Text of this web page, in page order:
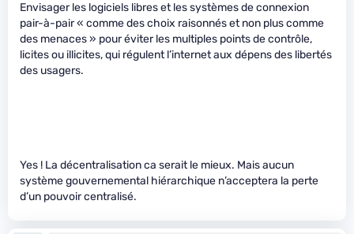
Envisager les logiciels libres et les systèmes de connexion
pair-à-pair « comme des choix raisonnés et non plus comme
des menaces » pour éviter les multiples points de contrôle,
licites ou illicites, qui régulent l’internet aux dépens des libertés
des usagers.
Yes ! La décentralisation ca serait le mieux. Mais aucun
système gouvernemental hiérarchique n’acceptera la perte
d’un pouvoir centralisé.